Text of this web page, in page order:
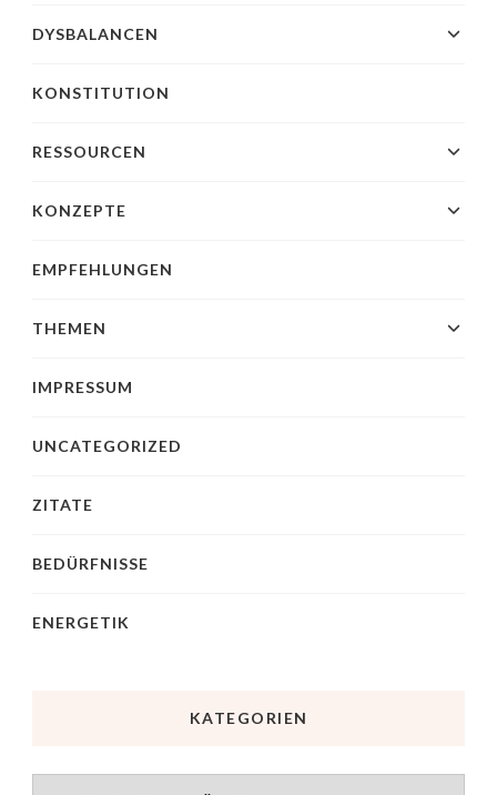
DYSBALANCEN
KONSTITUTION
RESSOURCEN
KONZEPTE
EMPFEHLUNGEN
THEMEN
IMPRESSUM
UNCATEGORIZED
ZITATE
BEDÜRFNISSE
ENERGETIK
KATEGORIEN